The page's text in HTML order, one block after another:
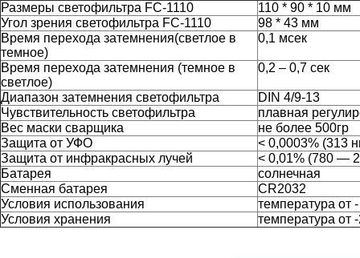
Размеры светофильтра FC-1110
110 * 90 * 10 мм
Угол зрения светофильтра FC-1110
98 * 43 мм
Время перехода затемнения(светлое в
темное)
0,1 мсек
Время перехода затемнения (темное в
светлое)
0,2 – 0,7 сек
Диапазон затемнения светофильтра
DIN 4/9-13
Чувствительность светофильтра
плавная
Вес маски сварщика
не более 500гр
Защита от УФО
< 0,0003% (313
Защита от инфракрасных лучей
< 0,01% (780 —
Батарея
солнечная
Сменная батарея
CR2032
Условия использования
температура от
Условия хранения
температура от